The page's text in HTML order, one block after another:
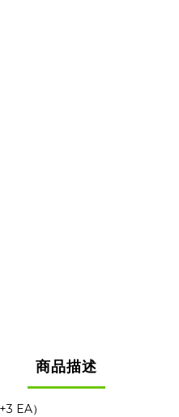
商品描述
EA）